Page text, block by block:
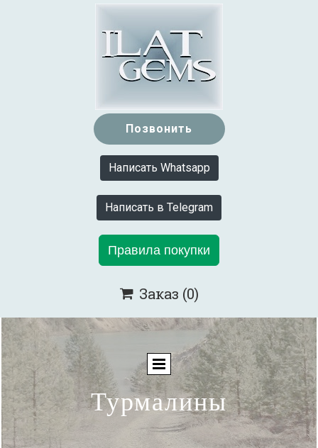
Позвонить
Написать Whatsapp
Написать в Telegram
Правила покупки
 Заказ (0)
Турмалины